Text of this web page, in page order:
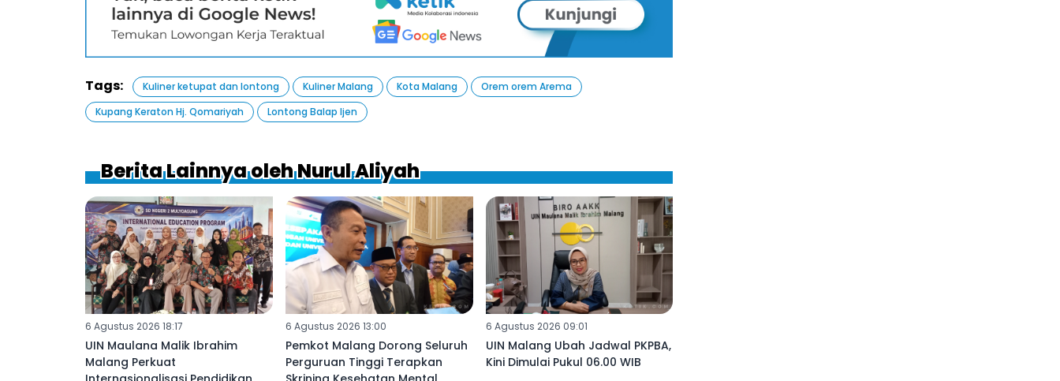
Tags: Kuliner ketupat dan lontong Kuliner Malang Kota Malang
Orem orem Arema
Kupang Keraton Hj. Qomariyah
Lontong Balap Ijen
Berita Lainnya oleh Nurul Aliyah
6 Agustus 2026 18:17
UIN Maulana Malik Ibrahim
Malang Perkuat
6 Agustus 2026 13:00
Pemkot Malang Dorong Seluruh
Perguruan Tinggi Terapkan
6 Agustus 2026 09:01
UIN Malang Ubah Jadwal PKPBA,
Kini Dimulai Pukul 06.00 WIB